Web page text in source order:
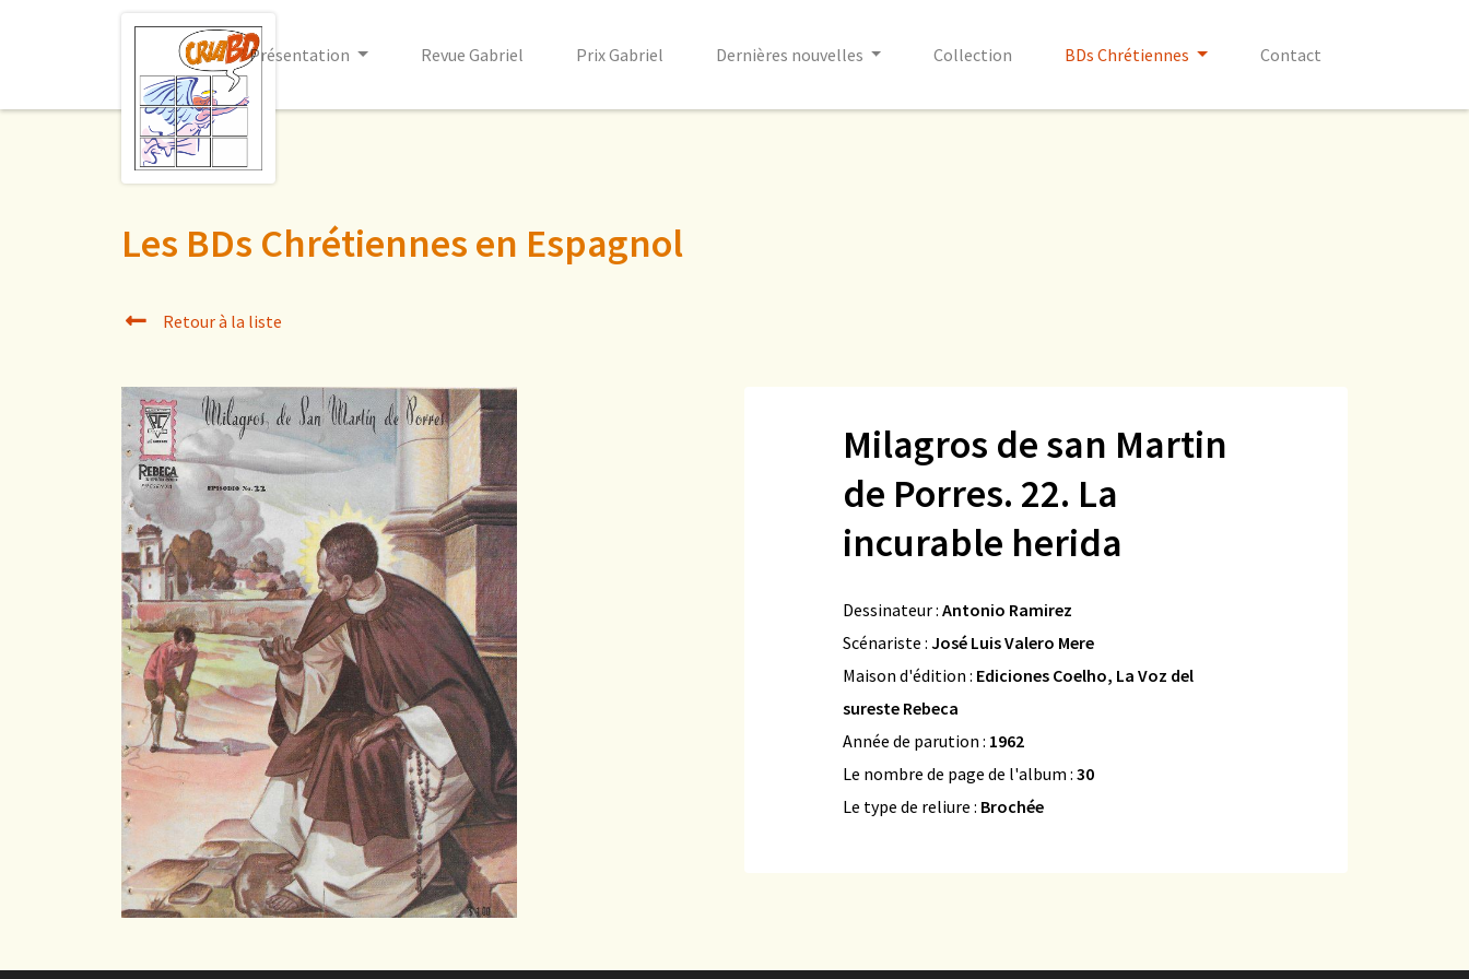
Présentation Revue Gabriel Prix Gabriel Dernières nouvelles Collection BDs Chrétiennes Contact
Les BDs Chrétiennes en Espagnol
Retour à la liste
Milagros de san Martin
de Porres. 22. La
incurable herida
Dessinateur : Antonio Ramirez
Scénariste : José Luis Valero Mere
Maison d'édition : Ediciones Coelho, La Voz del
sureste Rebeca
Année de parution : 1962
Le nombre de page de l'album : 30
Le type de reliure : Brochée